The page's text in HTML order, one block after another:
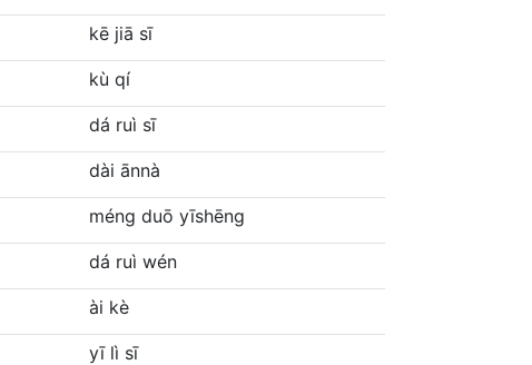
kē jiā sī
kù qí
dá ruì sī
dài ānnà
méng duō yīshēng
dá ruì wén
ài kè
yī lì sī